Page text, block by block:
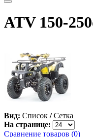
ATV 150-
Вид: Список / Сетка
На странице:
Сравнение товаров (0)